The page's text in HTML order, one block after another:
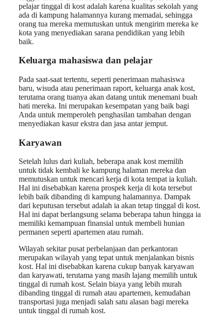
pelajar tinggal di kost adalah karena kualitas sekolah yang
ada di kampung halamannya kurang memadai, sehingga
orang tua mereka memutuskan untuk mengirim mereka ke
kota yang menyediakan sarana pendidikan yang lebih
baik.
Keluarga mahasiswa dan pelajar
Pada saat-saat tertentu, seperti penerimaan mahasiswa
baru, wisuda atau penerimaan raport, keluarga anak kost,
terutama orang tuanya akan datang untuk menemani buah
hati mereka. Ini merupakan kesempatan yang baik bagi
Anda untuk memperoleh penghasilan tambahan dengan
menyediakan kasur ekstra dan jasa antar jemput.
Karyawan
Setelah lulus dari kuliah, beberapa anak kost memilih
untuk tidak kembali ke kampung halaman mereka dan
memutuskan untuk mencari kerja di kota tempat ia kuliah.
Hal ini disebabkan karena prospek kerja di kota tersebut
lebih baik dibanding di kampung halamannya. Dampak
dari keputusan tersebut adalah ia akan tetap tinggal di kost.
Hal ini dapat berlangsung selama beberapa tahun hingga ia
memiliki kemampuan finansial untuk membeli hunian
permanen seperti apartemen atau rumah.
Wilayah sekitar pusat perbelanjaan dan perkantoran
merupakan wilayah yang tepat untuk menjalankan bisnis
kost. Hal ini disebabkan karena cukup banyak karyawan
dan karyawati, terutama yang masih lajang memilih untuk
tinggal di rumah kost. Selain biaya yang lebih murah
dibanding tinggal di rumah atau apartemen, kemudahan
transportasi juga menjadi salah satu alasan bagi mereka
untuk tinggal di rumah kost.